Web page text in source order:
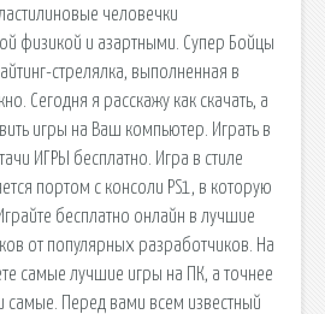
человечки
физикой и азартными. Супер Бойцы
стрелялка, выполненная в
Сегодня я расскажу как скачать, а
игры на Ваш компьютер. Играть в
ИГРЫ бесплатно. Игра в стиле
портом с консоли PS1, в которую
бесплатно онлайн в лучшие
от популярных разработчиков. На
самые лучшие игры на ПК, а точнее
самые. Перед вами всем известный